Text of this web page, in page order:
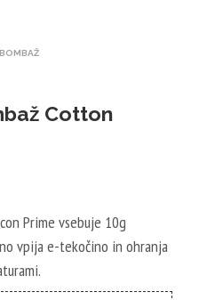
BOMBAŽ
Cotton
Prime vsebuje 10g
vpija e-tekočino in ohranja